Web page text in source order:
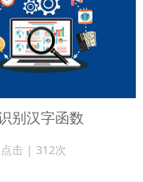
别汉字函数
击 | 312次